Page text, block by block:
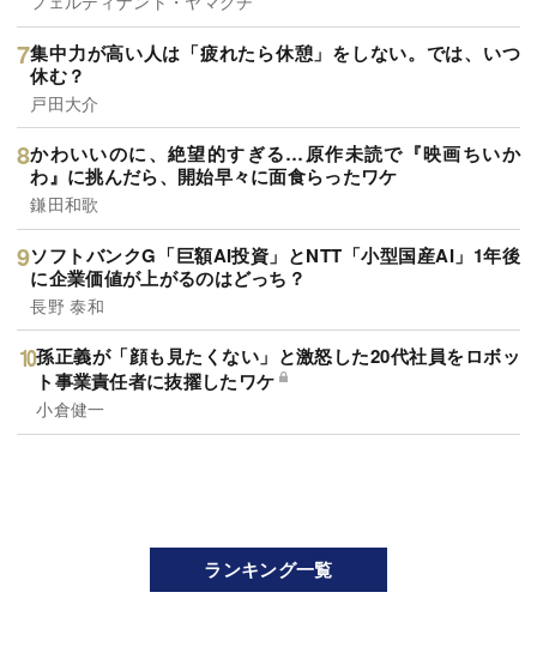
集中力が高い人は「疲れたら休憩」をしない。では、いつ
休む？
戸田大介
かわいいのに、絶望的すぎる…原作未読で『映画ちいか
わ』に挑んだら、開始早々に面食らったワケ
鎌田和歌
ソフトバンクG「巨額AI投資」とNTT「小型国産AI」1年後
に企業価値が上がるのはどっち？
長野 泰和
孫正義が「顔も見たくない」と激怒した20代社員をロボッ
ト事業責任者に抜擢したワケ
小倉健一
ランキング一覧